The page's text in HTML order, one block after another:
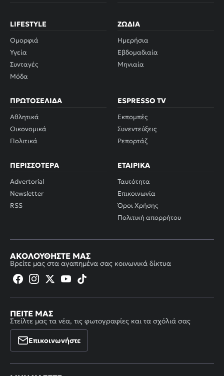
LIFESTYLE
Ομορφιά
Υγεία
Συνταγές
Μόδα
ΖΏΔΙΑ
Ημερήσια
Εβδομαδιαία
Μηνιαία
ΠΡΩΤΟΣΈΛΙΔΑ
Αθλητικά
Οικονομικά
Πολιτικά
ESPRESSO TV
Εκπομπές
Συνεντεύξεις
Ρεπορτάζ
ΠΕΡΙΣΣΌΤΕΡΑ
Advertorial
Newsletter
RSS
ΕΤΑΙΡΙΚΆ
Ταυτότητα
Επικοινωνία
Όροι Χρήσης
Πολιτική απορρήτου
ΑΚΟΛΟΥΘΉΣΤΕ ΜΑΣ
Βρείτε μας στα αγαπημένα σας κοινωνικά δίκτυα
ΠΕΊΤΕ ΜΑΣ
Στείλτε μας τα νέα, τις φωτογραφίες και τα σχόλιά σας
Επικοινωνήστε